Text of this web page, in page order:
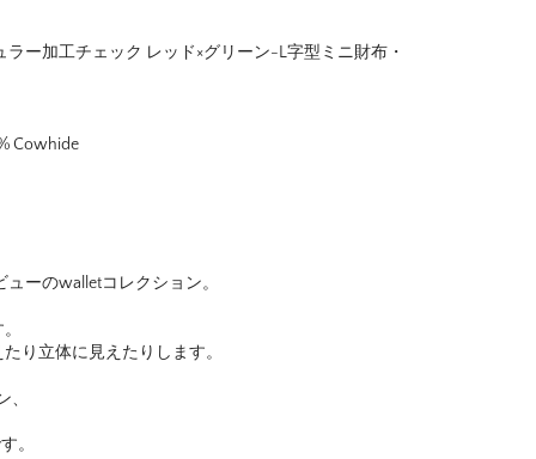
ラー加工チェック レッド×グリーン-L字型ミニ財布・
Cowhide
ューのwalletコレクション。
り立体に見えたりします。
、
。